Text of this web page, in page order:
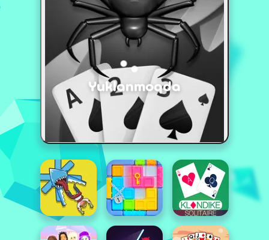
Yuklanmoqda